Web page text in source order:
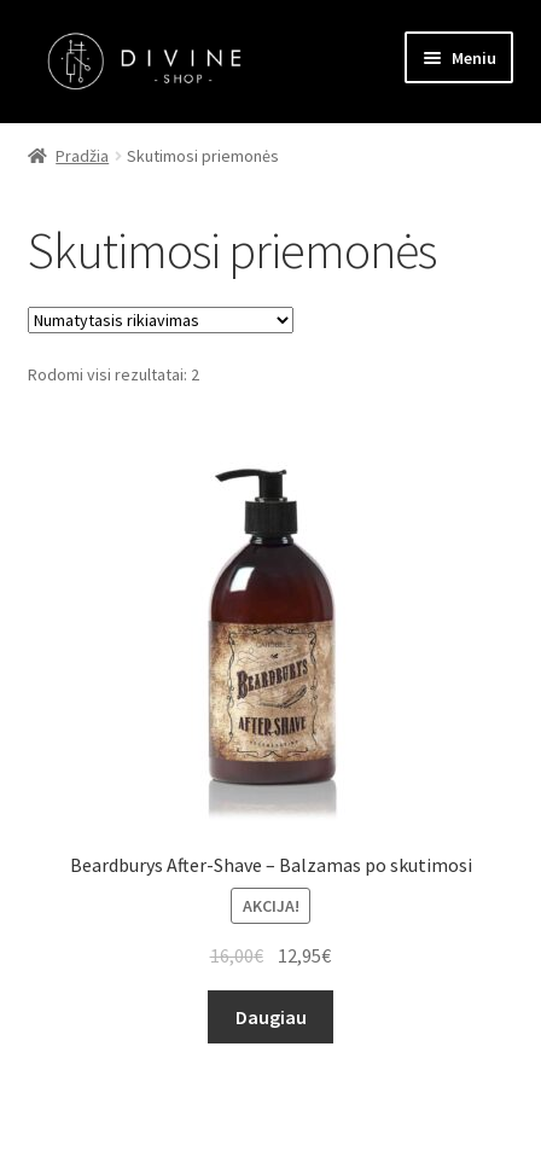
Pereiti
prie
Pereiti
prie
Meniu
Pagrindinis
Kontaktai
Straipsniai
Apmokėjimas
Pradžia Skutimosi priemonės
Skutimosi priemonės
Rodomi visi rezultatai: 2
Beardburys After-Shave – Balzamas po skutimosi
AKCIJA!
16,00€ 12,95€
Daugiau